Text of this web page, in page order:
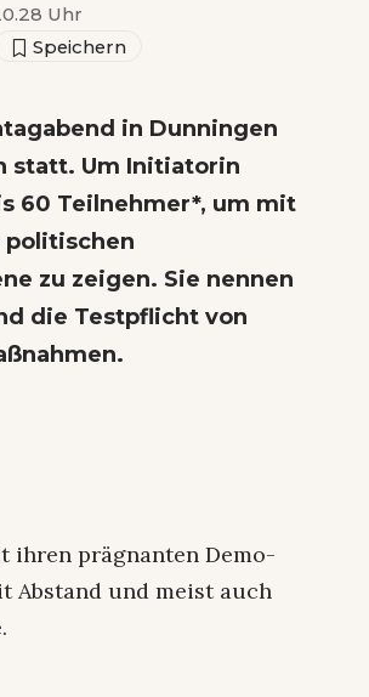
Uhr
in Dunningen
statt. Um Initiatorin
60 Teilnehmer*, um mit
politischen
zu zeigen. Sie nennen
die Testpflicht von
ihren prägnanten Demo-
Abstand und meist auch